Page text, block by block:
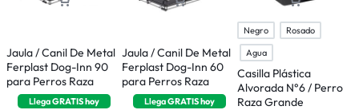
Jaula / Canil De Metal
Ferplast Dog-Inn 90
para Perros Raza
Mediana
LlegaGRATIShoy
Jaula / Canil De Metal
Ferplast Dog-Inn 60
para Perros Raza
Pequeña
LlegaGRATIShoy
Negro
Rosado
Agua
Casilla Plástica
Alvorada N°6 / Perro
Raza Grande